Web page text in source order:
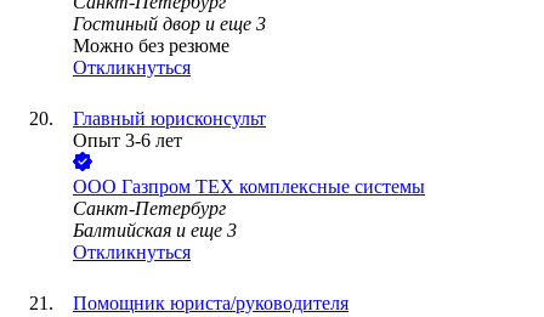
Гостиный двор и еще 3
Можно без резюме
Откликнуться
Главный юрисконсульт
Опыт 3-6 лет
ООО Газпром ТЕХ комплексные системы
Санкт-Петербург
Балтийская и еще 3
Откликнуться
Помощник юриста/руководителя